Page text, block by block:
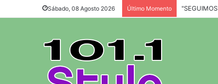
Sábado, 08 Agosto 2026 Último Momento